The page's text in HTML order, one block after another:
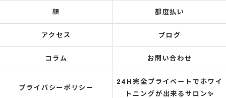
顔 都度払い
アクセス ブログ
コラム お問い合わせ
プライバシーポリシー
24H完全プライベートでホワイ
トニングが出来るサロン✨